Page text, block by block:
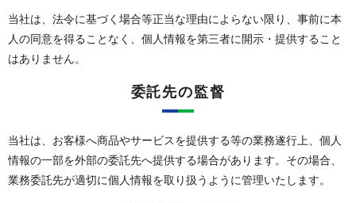
当社は、法令に基づく場合等正当な理由によらない限り、事前に本
人の同意を得ることなく、個人情報を第三者に開示・提供すること
はありません。
委託先の監督
当社は、お客様へ商品やサービスを提供する等の業務遂行上、個人
情報の一部を外部の委託先へ提供する場合があります。その場合、
業務委託先が適切に個人情報を取り扱うように管理いたします。